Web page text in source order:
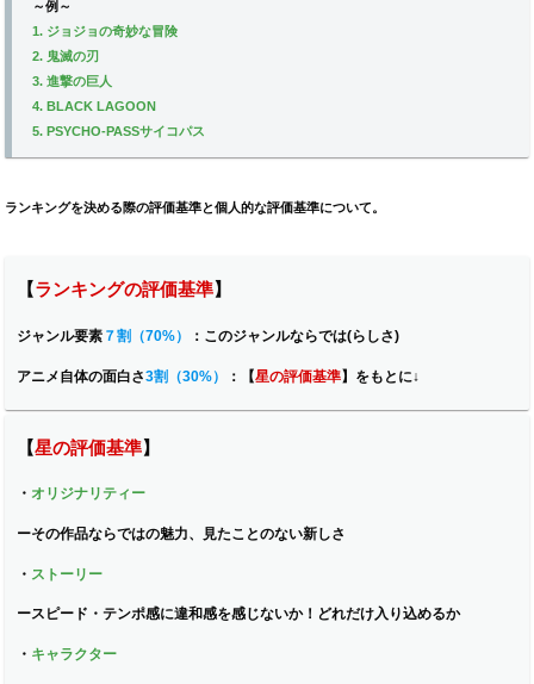
～例～
1. ジョジョの奇妙な冒険
2. 鬼滅の刃
3. 進撃の巨人
4. BLACK LAGOON
5. PSYCHO-PASSサイコパス
ランキングを決める際の評価基準と個人的な評価基準について。
【ランキングの評価基準】
ジャンル要素 ７割（70%） ： このジャンルならでは(らしさ)
アニメ自体の面白さ3割（30%） ：【星の評価基準】をもとに↓
【星の評価基準】
・ オリジナリティー
ーその作品ならではの魅力、見たことのない新しさ
・ ストーリー
ースピード・テンポ感に違和感を感じないか！どれだけ入り込めるか
・ キャラクター